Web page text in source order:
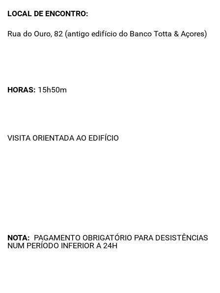
LOCAL DE ENCONTRO:
Rua do Ouro, 82 (antigo edifício do Banco Totta & Açores)
HORAS: 15h50m
VISITA ORIENTADA AO EDIFÍCIO
NOTA: PAGAMENTO OBRIGATÓRIO PARA DESISTÊNCIAS
NUM PERÍODO INFERIOR A 24H